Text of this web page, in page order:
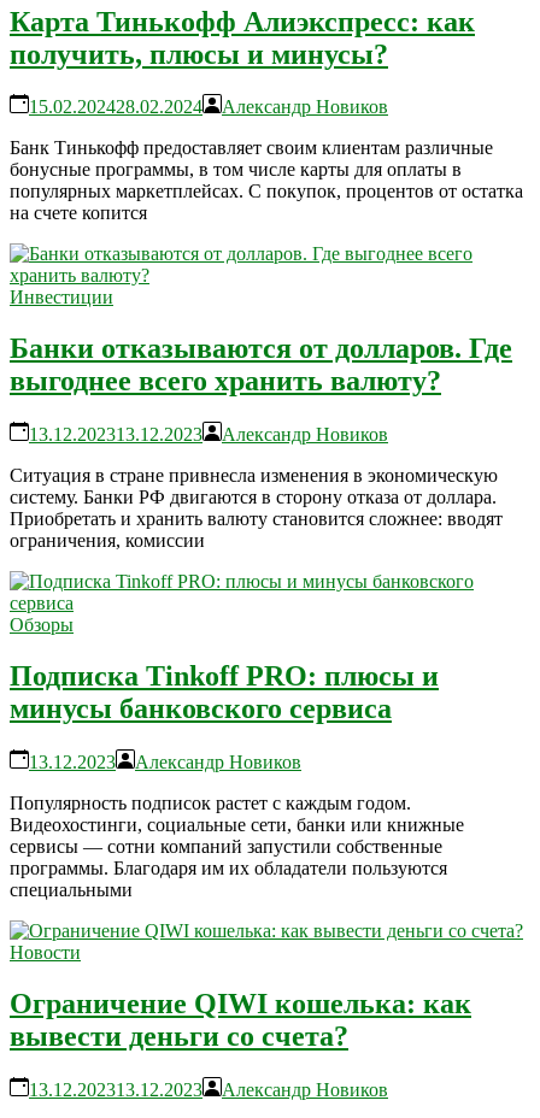
Карта Тинькофф Алиэкспресс: как
получить, плюсы и минусы?
15.02.202428.02.2024
Александр Новиков
Банк Тинькофф предоставляет своим клиентам различные
бонусные программы, в том числе карты для оплаты в
популярных маркетплейсах. С покупок, процентов от остатка
на счете копится
Инвестиции
Банки отказываются от долларов. Где
выгоднее всего хранить валюту?
13.12.202313.12.2023
Александр Новиков
Ситуация в стране привнесла изменения в экономическую
систему. Банки РФ двигаются в сторону отказа от доллара.
Приобретать и хранить валюту становится сложнее: вводят
ограничения, комиссии
Обзоры
Подписка Tinkoff PRO: плюсы и
минусы банковского сервиса
13.12.2023
Александр Новиков
Популярность подписок растет с каждым годом.
Видеохостинги, социальные сети, банки или книжные
сервисы — сотни компаний запустили собственные
программы. Благодаря им их обладатели пользуются
специальными
Новости
Ограничение QIWI кошелька: как
вывести деньги со счета?
13.12.202313.12.2023
Александр Новиков